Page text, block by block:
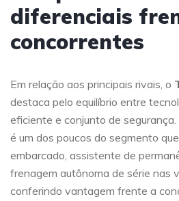
diferenciais
concorrentes
Em relação aos principais rivais, o
destaca pelo equilíbrio entre
eficiente e conjunto de
é um dos poucos do segmento
embarcado, assistente de
frenagem autônoma de série nas
conferindo vantagem frente a